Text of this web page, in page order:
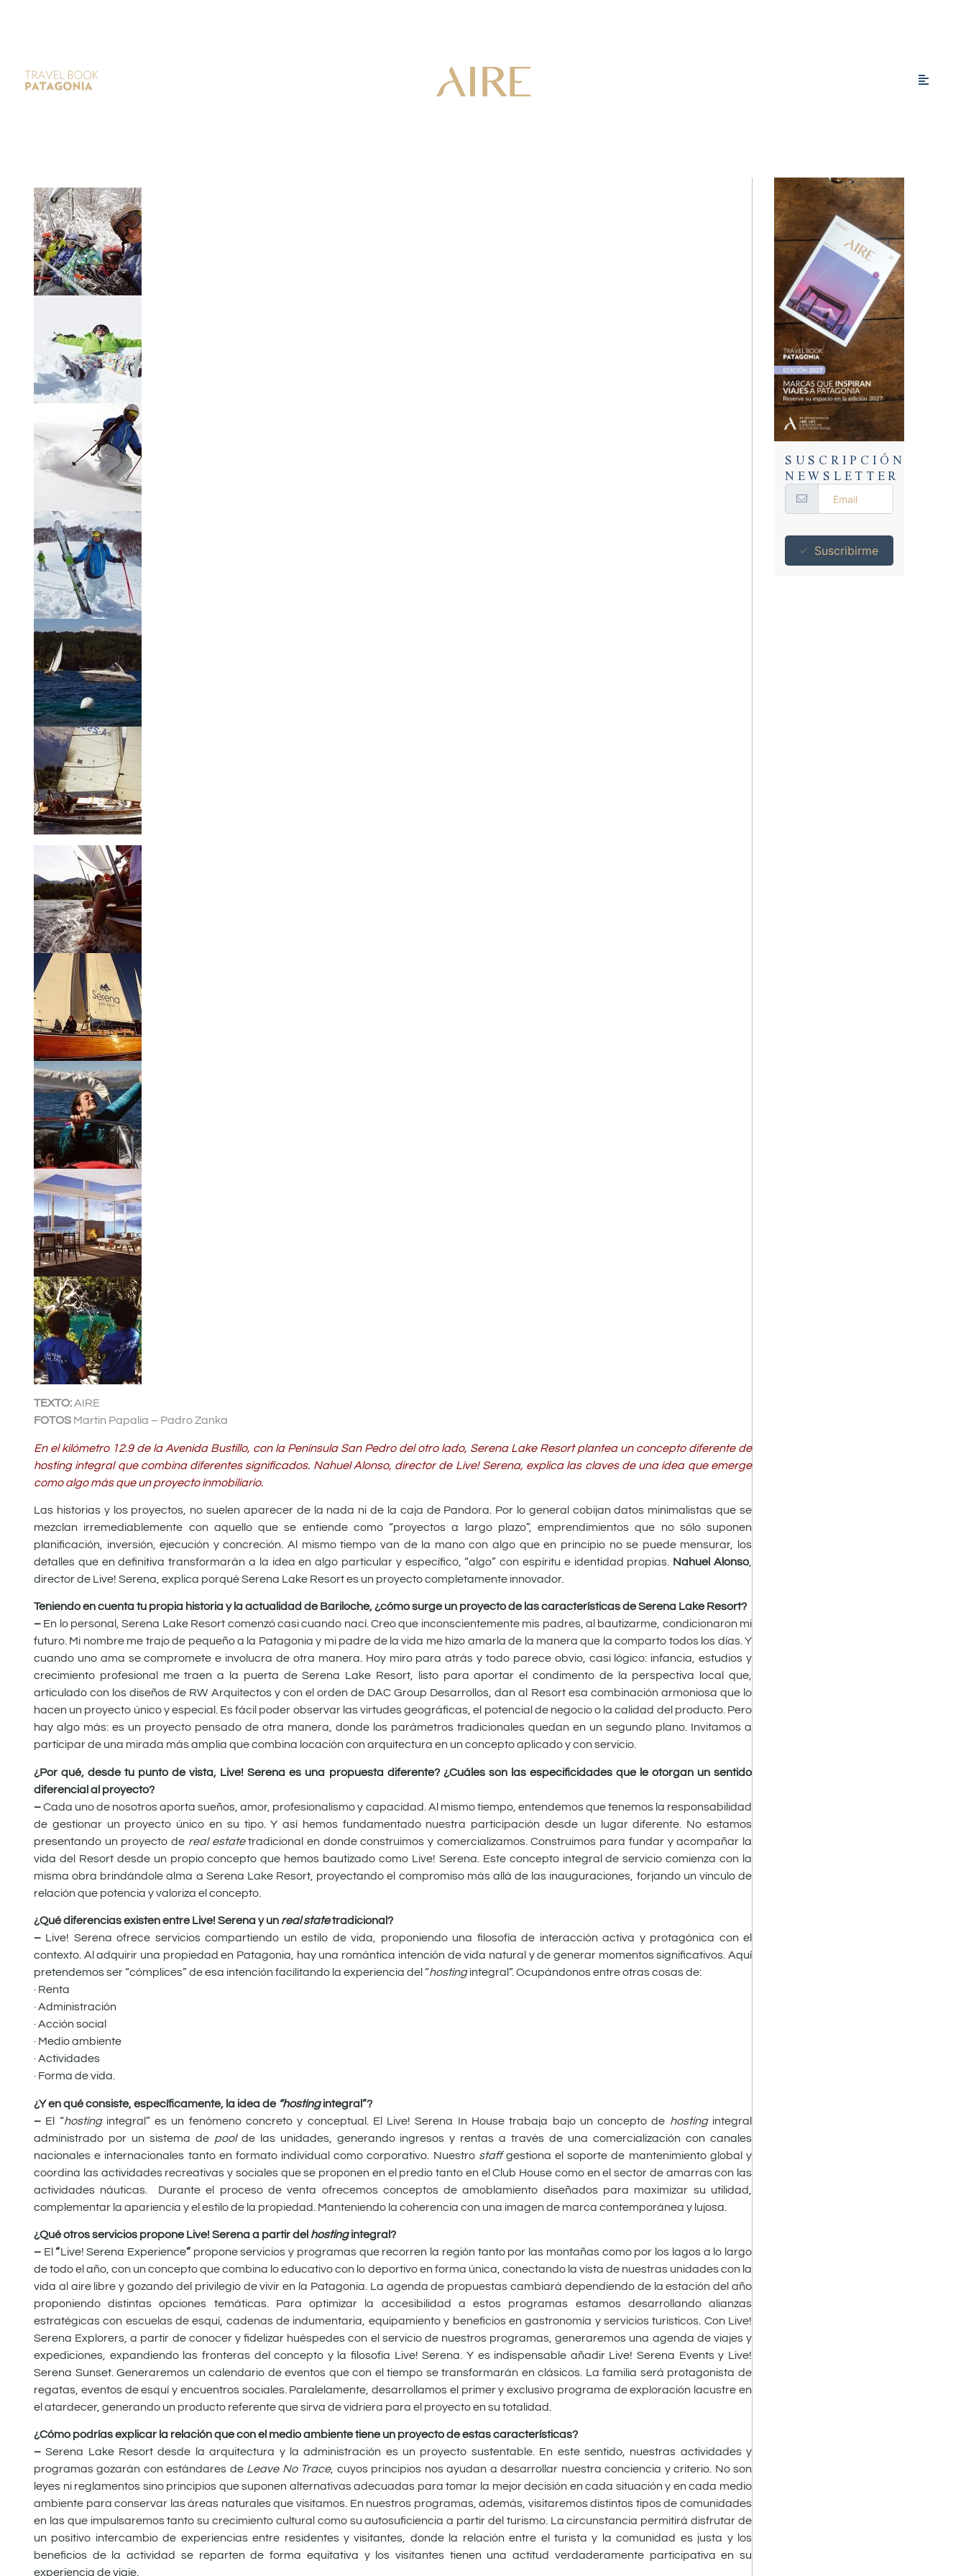
TEXTO:AIRE
FOTOS Martin Papalia – Padro Zanka
En el kilómetro 12.9 de la Avenida Bustillo, con la Península San Pedro del otro lado, Serena Lake Resort plantea un concepto diferente de
hosting integral que combina diferentes significados. Nahuel Alonso, director de Live! Serena, explica las claves de una idea que emerge
como algo más que un proyecto inmobiliario.
Las historias y los proyectos, no suelen aparecer de la nada ni de la caja de Pandora. Por lo general cobijan datos minimalistas que se
mezclan irremediablemente con aquello que se entiende como “proyectos a largo plazo”, emprendimientos que no sólo suponen
planificación, inversión, ejecución y concreción. Al mismo tiempo van de la mano con algo que en principio no se puede mensurar, los
detalles que en definitiva transformarán a la idea en algo particular y específico, “algo” con espíritu e identidad propias. Nahuel Alonso
director de Live! Serena, explica porqué Serena Lake Resort es un proyecto completamente innovador.
Teniendo en cuenta tu propia historia y la actualidad de Bariloche, ¿cómo surge un proyecto de las características de Serena Lake Resort?
– En lo personal, Serena Lake Resort comenzó casi cuando nací. Creo que inconscientemente mis padres, al bautizarme, condicionaron mi
futuro. Mi nombre me trajo de pequeño a la Patagonia y mi padre de la vida me hizo amarla de la manera que la comparto todos los días. Y
cuando uno ama se compromete e involucra de otra manera. Hoy miro para atrás y todo parece obvio, casi lógico: infancia, estudios y
crecimiento profesional me traen a la puerta de Serena Lake Resort, listo para aportar el condimento de la perspectiva local que,
articulado con los diseños de RW Arquitectos y con el orden de DAC Group Desarrollos, dan al Resort esa combinación armoniosa que lo
hacen un proyecto único y especial. Es fácil poder observar las virtudes geográficas, el potencial de negocio o la calidad del producto. Pero
hay algo más: es un proyecto pensado de otra manera, donde los parámetros tradicionales quedan en un segundo plano. Invitamos a
participar de una mirada más amplia que combina locación con arquitectura en un concepto aplicado y con servicio.
¿Por qué, desde tu punto de vista, Live! Serena es una propuesta diferente? ¿Cuáles son las especificidades que le otorgan un sentido
diferencial al proyecto?
–Cada uno de nosotros aporta sueños, amor, profesionalismo y capacidad. Al mismo tiempo, entendemos que tenemos la responsabilidad
de gestionar un proyecto único en su tipo. Y así hemos fundamentado nuestra participación desde un lugar diferente. No estamos
presentando un proyecto de real estatetradicional en donde construimos y comercializamos. Construimos para fundar y acompañar la
vida del Resort desde un propio concepto que hemos bautizado como Live! Serena. Este concepto integral de servicio comienza con la
misma obra brindándole alma a Serena Lake Resort, proyectando el compromiso más allá de las inauguraciones, forjando un vínculo de
relación que potencia y valoriza el concepto.
¿Qué diferencias existen entre Live! Serena y un real statetradicional?
– Live! Serena ofrece servicios compartiendo un estilo de vida, proponiendo una filosofía de interacción activa y protagónica con el
contexto. Al adquirir una propiedad en Patagonia, hay una romántica intención de vida natural y de generar momentos significativos. Aquí
pretendemos ser “cómplices” de esa intención facilitando la experiencia del “hostingintegral”. Ocupándonos entre otras cosas de:
· Renta
· Administración
· Acción social
· Medio ambiente
· Actividades
· Forma de vida.
¿Y en qué consiste, específicamente, la idea de “hostingintegral”?
– El “hostingintegral” es un fenómeno concreto y conceptual. El Live! Serena In House trabaja bajo un concepto de hostingintegral
administrado por un sistema de poolde las unidades, generando ingresos y rentas a través de una comercialización con canales
nacionales e internacionales tanto en formato individual como corporativo. Nuestro staffgestiona el soporte de mantenimiento global y
coordina las actividades recreativas y sociales que se proponen en el predio tanto en el Club House como en el sector de amarras con las
actividades náuticas. Durante el proceso de venta ofrecemos conceptos de amoblamiento diseñados para maximizar su utilidad,
complementar la apariencia y el estilo de la propiedad. Manteniendo la coherencia con una imagen de marca contemporánea y lujosa.
¿Qué otros servicios propone Live! Serena a partir del hostingintegral?
– El “Live! Serena Experience” propone servicios y programas que recorren la región tanto por las montañas como por los lagos a lo largo
de todo el año, con un concepto que combina lo educativo con lo deportivo en forma única, conectando la vista de nuestras unidades con la
vida al aire libre y gozando del privilegio de vivir en la Patagonia. La agenda de propuestas cambiará dependiendo de la estación del año
proponiendo distintas opciones temáticas. Para optimizar la accesibilidad a estos programas estamos desarrollando alianzas
estratégicas con escuelas de esquí, cadenas de indumentaria, equipamiento y beneficios en gastronomía y servicios turísticos. Con Live!
Serena Explorers, a partir de conocer y fidelizar huéspedes con el servicio de nuestros programas, generaremos una agenda de viajes y
expediciones, expandiendo las fronteras del concepto y la filosofía Live! Serena. Y es indispensable añadir Live! Serena Events y Live!
Serena Sunset. Generaremos un calendario de eventos que con el tiempo se transformarán en clásicos. La familia será protagonista de
regatas, eventos de esquí y encuentros sociales. Paralelamente, desarrollamos el primer y exclusivo programa de exploración lacustre en
el atardecer, generando un producto referente que sirva de vidriera para el proyecto en su totalidad.
¿Cómo podrías explicar la relación que con el medio ambiente tiene un proyecto de estas características?
–Serena Lake Resort desde la arquitectura y la administración es un proyecto sustentable. En este sentido, nuestras actividades y
programas gozarán con estándares de Leave No Trace, cuyos principios nos ayudan a desarrollar nuestra conciencia y criterio. No son
leyes ni reglamentos sino principios que suponen alternativas adecuadas para tomar la mejor decisión en cada situación y en cada medio
ambiente para conservar las áreas naturales que visitamos. En nuestros programas, además, visitaremos distintos tipos de comunidades
en las que impulsaremos tanto su crecimiento cultural como su autosuficiencia a partir del turismo. La circunstancia permitirá disfrutar de
un positivo intercambio de experiencias entre residentes y visitantes, donde la relación entre el turista y la comunidad es justa y los
beneficios de la actividad se reparten de forma equitativa y los visitantes tienen una actitud verdaderamente participativa en su
experiencia de viaje.
SUSCRIPCIÓN
NEWSLETTER
Suscribirme